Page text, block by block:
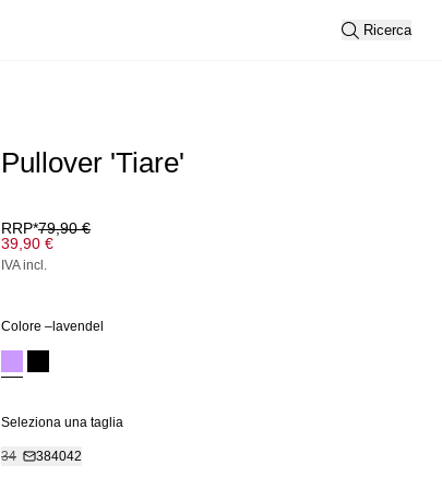
Ricerca
Pullover 'Tiare'
RRP*79,90 €
39,90 €
IVA incl.
Colore – lavendel
Seleziona una taglia
34 384042